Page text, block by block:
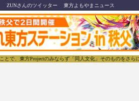
ZUNさんのツイッター 東方よもやまニュース
Projectのみならず「同人文化」そのものをさらに刺激